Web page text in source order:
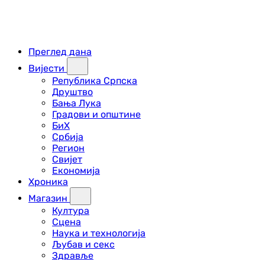
Преглед дана
Вијести
Република Српска
Друштво
Бања Лука
Градови и општине
БиХ
Србија
Регион
Свијет
Економија
Хроника
Магазин
Култура
Сцена
Наука и технологија
Љубав и секс
Здравље